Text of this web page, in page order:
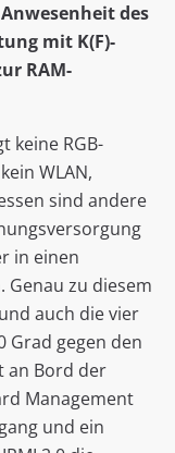
Anwesenheit des
mit K(F)-
RAM-
keine RGB-
WLAN,
sind andere
in einen
zu diesem
auch die vier
Grad gegen den
an Bord der
Management
und ein